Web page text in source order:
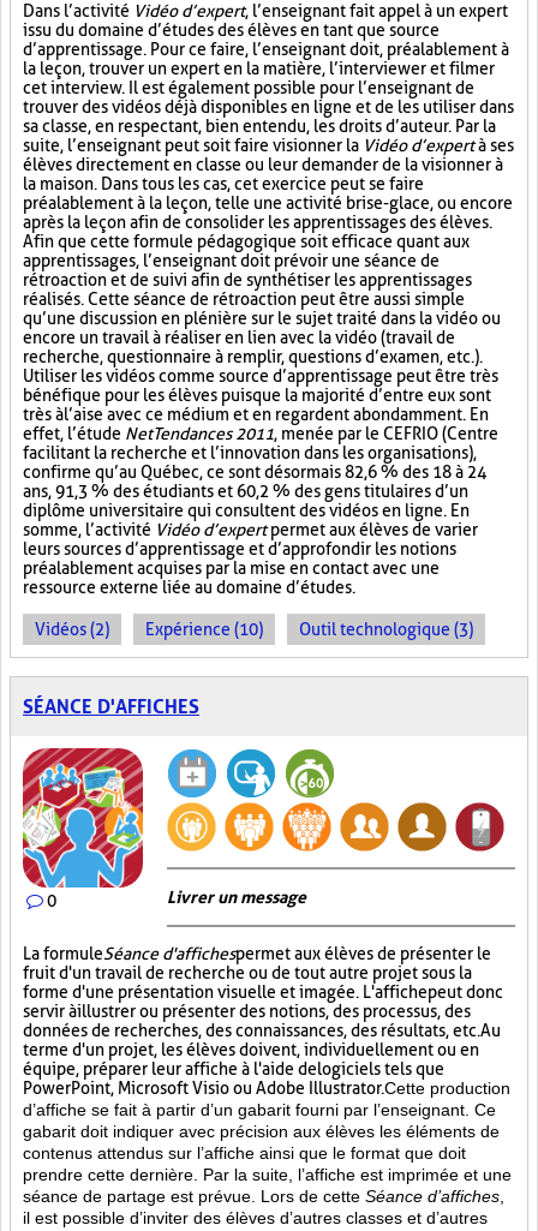
Dans l’activité Vidéo d’expert, l’enseignant fait appel à un expert
issu du domaine d’études des élèves en tant que source
d’apprentissage. Pour ce faire, l’enseignant doit, préalablement à
la leçon, trouver un expert en la matière, l’interviewer et filmer
cet interview. Il est également possible pour l’enseignant de
trouver des vidéos déjà disponibles en ligne et de les utiliser dans
sa classe, en respectant, bien entendu, les droits d’auteur. Par la
suite, l’enseignant peut soit faire visionner la Vidéo d’expertà ses
élèves directement en classe ou leur demander de la visionner à
la maison. Dans tous les cas, cet exercice peut se faire
préalablement à la leçon, telle une activité brise-glace, ou encore
après la leçon afin de consolider les apprentissages des élèves.
Afin que cette formule pédagogique soit efficace quant aux
apprentissages, l’enseignant doit prévoir une séance de
rétroaction et de suivi afin de synthétiser les apprentissages
réalisés. Cette séance de rétroaction peut être aussi simple
qu’une discussion en plénière sur le sujet traité dans la vidéo ou
encore un travail à réaliser en lien avec la vidéo (travail de
recherche, questionnaire à remplir, questions d’examen, etc.).
Utiliser les vidéos comme source d’apprentissage peut être très
bénéfique pour les élèves puisque la majorité d’entre eux sont
très à l’aise avec ce médium et en regardent abondamment. En
effet, l’étude NetTendances 2011, menée par le CEFRIO (Centre
facilitant la recherche et l’innovation dans les organisations),
confirme qu’au Québec, ce sont désormais 82,6 % des 18 à 24
ans, 91,3 % des étudiants et 60,2 % des gens titulaires d’un
diplôme universitaire qui consultent des vidéos en ligne. En
somme, l’activité Vidéo d’expertpermet aux élèves de varier
leurs sources d’apprentissage et d’approfondir les notions
préalablement acquises par la mise en contact avec une
ressource externe liée au domaine d’études.
Vidéos (2) Expérience (10) Outil technologique (3)
SÉANCE D'AFFICHES
0 Livrer un message
La formuleSéance d'affichespermet aux élèves de présenter le
fruit d'un travail de recherche ou de tout autre projet sous la
forme d'une présentation visuelle et imagée. L'affichepeut donc
servir à illustrer ou présenter des notions, des processus, des
données de recherches, des connaissances, des résultats, etc. Au
terme d'un projet, les élèves doivent, individuellement ou en
équipe, préparer leur affiche à l'aide de logiciels tels que
PowerPoint, Microsoft Visio ou Adobe Illustrator.Cette production
d’affiche se fait à partir d’un gabarit fourni par l’enseignant. Ce
gabarit doit indiquer avec précision aux élèves les éléments de
contenus attendus sur l’affiche ainsi que le format que doit
prendre cette dernière. Par la suite, l’affiche est imprimée et une
séance de partage est prévue. Lors de cette Séance d’affiches
il est possible d’inviter des élèves d’autres classes et d’autres